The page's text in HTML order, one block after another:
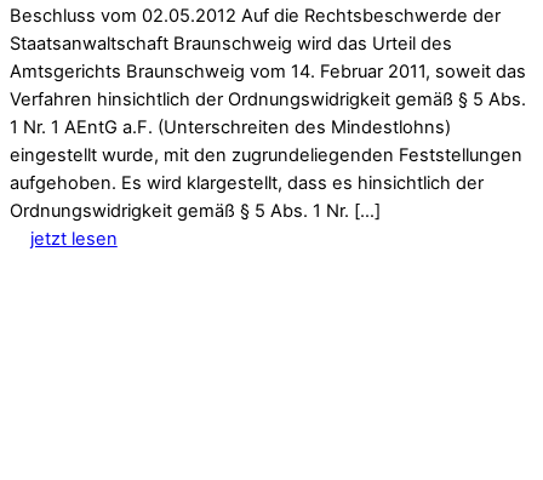
Beschluss vom 02.05.2012 Auf die Rechtsbeschwerde der
Staatsanwaltschaft Braunschweig wird das Urteil des
Amtsgerichts Braunschweig vom 14. Februar 2011, soweit das
Verfahren hinsichtlich der Ordnungswidrigkeit gemäß § 5 Abs.
1 Nr. 1 AEntG a.F. (Unterschreiten des Mindestlohns)
eingestellt wurde, mit den zugrundeliegenden Feststellungen
aufgehoben. Es wird klargestellt, dass es hinsichtlich der
Ordnungswidrigkeit gemäß § 5 Abs. 1 Nr. […]
jetzt lesen